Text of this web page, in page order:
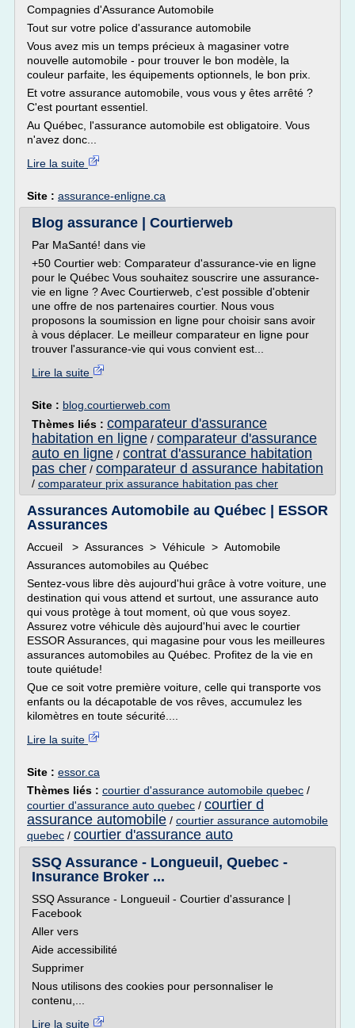
Compagnies d'Assurance Automobile
Tout sur votre police d'assurance automobile
Vous avez mis un temps précieux à magasiner votre
nouvelle automobile - pour trouver le bon modèle, la
couleur parfaite, les équipements optionnels, le bon prix.
Et votre assurance automobile, vous vous y êtes arrêté ?
C'est pourtant essentiel.
Au Québec, l'assurance automobile est obligatoire. Vous
n'avez donc...
Lire la suite
Site : assurance-enligne.ca
Blog assurance | Courtierweb
Par MaSanté! dans vie
+50 Courtier web: Comparateur d'assurance-vie en ligne
pour le Québec Vous souhaitez souscrire une assurance-
vie en ligne ? Avec Courtierweb, c'est possible d'obtenir
une offre de nos partenaires courtier. Nous vous
proposons la soumission en ligne pour choisir sans avoir
à vous déplacer. Le meilleur comparateur en ligne pour
trouver l'assurance-vie qui vous convient est...
Lire la suite
Site : blog.courtierweb.com
Thèmes liés : comparateur d'assurance
habitation en ligne / comparateur d'assurance
auto en ligne / contrat d'assurance habitation
pas cher / comparateur d assurance habitation
/ comparateur prix assurance habitation pas cher
Assurances Automobile au Québec | ESSOR
Assurances
Accueil > Assurances > Véhicule > Automobile
Assurances automobiles au Québec
Sentez-vous libre dès aujourd'hui grâce à votre voiture, une
destination qui vous attend et surtout, une assurance auto
qui vous protège à tout moment, où que vous soyez.
Assurez votre véhicule dès aujourd'hui avec le courtier
ESSOR Assurances, qui magasine pour vous les meilleures
assurances automobiles au Québec. Profitez de la vie en
toute quiétude!
Que ce soit votre première voiture, celle qui transporte vos
enfants ou la décapotable de vos rêves, accumulez les
kilomètres en toute sécurité....
Lire la suite
Site : essor.ca
Thèmes liés : courtier d'assurance automobile quebec /
courtier d'assurance auto quebec / courtier d
assurance automobile / courtier assurance automobile
quebec / courtier d'assurance auto
SSQ Assurance - Longueuil, Quebec -
Insurance Broker ...
SSQ Assurance - Longueuil - Courtier d'assurance |
Facebook
Aller vers
Aide accessibilité
Supprimer
Nous utilisons des cookies pour personnaliser le
contenu,...
Lire la suite